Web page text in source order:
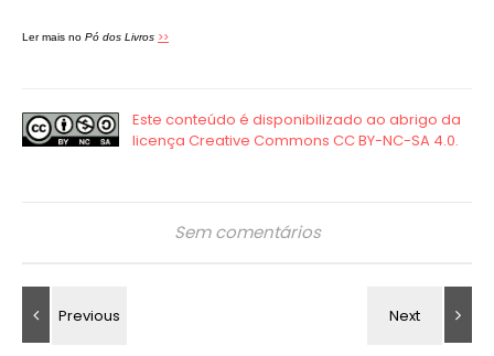
Ler mais no Pó dos Livros >>
Sem comentários